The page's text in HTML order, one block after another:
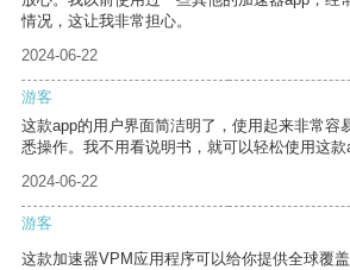
情况，这让我非常担心。
2024-06-22
游客
这款app的用户界面简洁明了，使用起来非常容
悉操作。我不用看说明书，就可以轻松使用这款
2024-06-22
游客
这款加速器VPM应用程序可以给你提供全球覆盖